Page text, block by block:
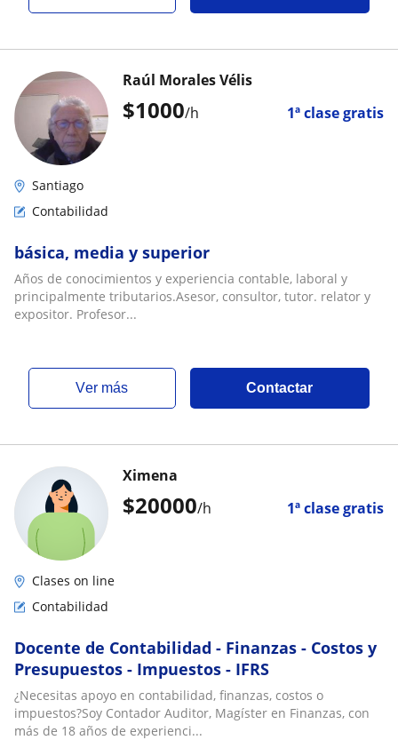
$1000/h 1ª clase gratis
Raúl Morales Vélis
Santiago
Contabilidad
básica, media y superior
Años de conocimientos y experiencia contable, laboral y
principalmente tributarios.Asesor, consultor, tutor. relator y
expositor. Profesor...
ver más Contactar
$20000/h 1ª clase gratis
Ximena
Clases on line
Contabilidad
Docente de Contabilidad - Finanzas - Costos y
Presupuestos - Impuestos - IFRS
¿Necesitas apoyo en contabilidad, finanzas, costos o
impuestos?Soy Contador Auditor, Magíster en Finanzas, con
más de 18 años de experienci...